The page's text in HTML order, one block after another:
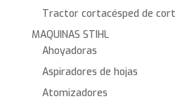
Tractor cortacésped de
MAQUINAS STIHL
Ahoyadoras
Aspiradores de hojas
Atomizadores